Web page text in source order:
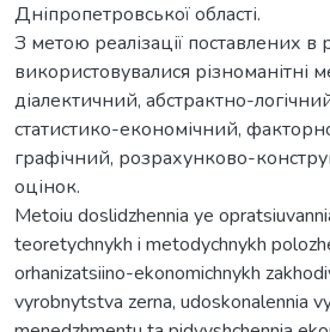
Дніпропетровської області.
З метою реалізації поставлених в
використовувалися різноманітні
діалектичний, абстрактно-
статистико-економічний,
графічний, розрахунково-
оцінок.
Metoiu doslidzhennia ye
teoretychnykh i metodychnykh
orhanizatsiino-ekonomichnykh
vyrobnytstva zerna, udoskonalennia